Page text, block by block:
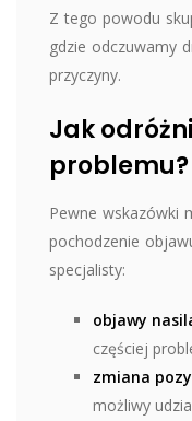
Z tego powodu
gdzie odczuwamy
przyczyny.
Jak
problemu?
Pewne wskazówki
pochodzenie
specjalisty:
objawy
częściej
zmiana
możliwy